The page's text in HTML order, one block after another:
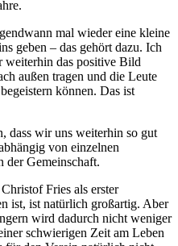
mal wieder eine kleine
geben – das gehört dazu. Ich
weiterhin das positive Bild
außen tragen und die Leute
können. Das ist
dass wir uns weiterhin so gut
von einzelnen
der Gemeinschaft.
Fries als erster
ist, ist natürlich großartig. Aber
wird dadurch nicht weniger
schwierigen Zeit am Leben